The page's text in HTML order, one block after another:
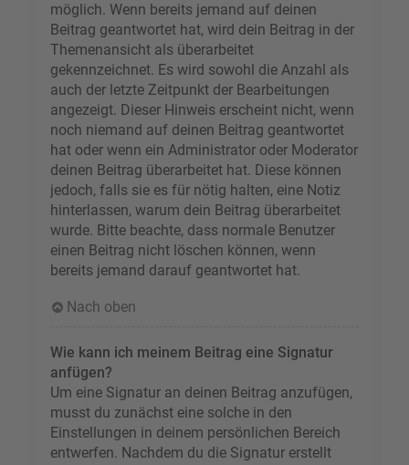
möglich. Wenn bereits jemand auf deinen
Beitrag geantwortet hat, wird dein Beitrag in der
Themenansicht als überarbeitet
gekennzeichnet. Es wird sowohl die Anzahl als
auch der letzte Zeitpunkt der Bearbeitungen
angezeigt. Dieser Hinweis erscheint nicht, wenn
noch niemand auf deinen Beitrag geantwortet
hat oder wenn ein Administrator oder Moderator
deinen Beitrag überarbeitet hat. Diese können
jedoch, falls sie es für nötig halten, eine Notiz
hinterlassen, warum dein Beitrag überarbeitet
wurde. Bitte beachte, dass normale Benutzer
einen Beitrag nicht löschen können, wenn
bereits jemand darauf geantwortet hat.
Nach oben
Wie kann ich meinem Beitrag eine Signatur
anfügen?
Um eine Signatur an deinen Beitrag anzufügen,
musst du zunächst eine solche in den
Einstellungen in deinem persönlichen Bereich
entwerfen. Nachdem du die Signatur erstellt